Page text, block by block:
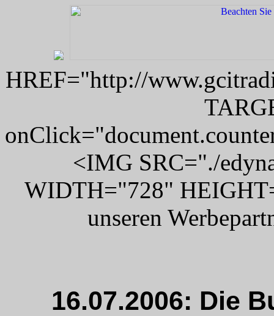
HREF="http://
<IMG SRC="./
WIDTH="728"
unseren
16.07.2006: Die